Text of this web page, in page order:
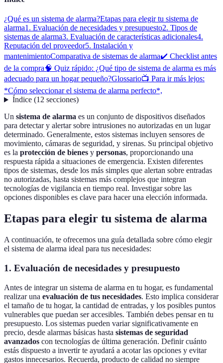
¿Qué es un sistema de alarma?Etapas para elegir tu sistema de
alarma1. Evaluación de necesidades y presupuesto2. Tipos de
sistemas de alarma3. Evaluación de características adicionales4.
Reputación del proveedor5. Instalación y
mantenimientoComparativa de sistemas de alarma✔️ Checklist antes
de la compra🧠 Quiz rápido: ¿Qué tipo de sistema de alarma es más
adecuado para un hogar pequeño?Glossario📺 Para ir más lejos:
*Cómo seleccionar el sistema de alarma perfecto*,
Índice(12 secciones)
Un sistema de alarma es un conjunto de dispositivos diseñados
para detectar y alertar sobre intrusiones no autorizadas en un lugar
determinado. Generalmente, estos sistemas incluyen sensores de
movimiento, cámaras de seguridad, y sirenas. Su principal objetivo
es la protección de bienes y personas, proporcionando una
respuesta rápida a situaciones de emergencia. Existen diferentes
tipos de sistemas, desde los más simples que alertan sobre entradas
no autorizadas, hasta sistemas más complejos que integran
tecnologías de vigilancia en tiempo real. Investigar sobre las
opciones disponibles es clave para hacer una elección informada.
Etapas para elegir tu sistema de alarma
A continuación, te ofrecemos una guía detallada sobre cómo elegir
el sistema de alarma ideal para tus necesidades:
1. Evaluación de necesidades y presupuesto
Antes de integrar un sistema de alarma en tu hogar, es fundamental
realizar una evaluación de tus necesidades. Esto implica considerar
el tamaño de tu hogar, la cantidad de entradas, y los posibles puntos
vulnerables que puedan ser accesibles. También debes pensar en tu
presupuesto. Los sistemas pueden variar significativamente en
precio, desde alarmas básicas hasta sistemas de seguridad
avanzados con tecnologías de última generación. Definir cuánto
estás dispuesto a invertir te ayudará a acotar las opciones y evitar
gastos innecesarios. Recuerda, producto de calidad no siempre